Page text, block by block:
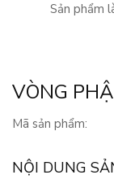
Sản phẩm
VÒNG
Mã sản phẩm:
NỘI DUNG